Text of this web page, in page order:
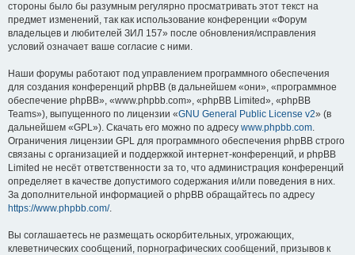
стороны было бы разумным регулярно просматривать этот текст на
предмет изменений, так как использование конференции «Форум
владельцев и любителей ЗИЛ 157» после обновления/исправления
условий означает ваше согласие с ними.
Наши форумы работают под управлением программного обеспечения
для создания конференций phpBB (в дальнейшем «они», «программное
обеспечение phpBB», «www.phpbb.com», «phpBB Limited», «phpBB
Teams»), выпущенного по лицензии «GNU General Public License v2» (в
дальнейшем «GPL»). Скачать его можно по адресу www.phpbb.com.
Ограничения лицензии GPL для программного обеспечения phpBB строго
связаны с организацией и поддержкой интернет-конференций, и phpBB
Limited не несёт ответственности за то, что администрация конференций
определяет в качестве допустимого содержания и/или поведения в них.
За дополнительной информацией о phpBB обращайтесь по адресу
https://www.phpbb.com/.
Вы соглашаетесь не размещать оскорбительных, угрожающих,
клеветнических сообщений, порнографических сообщений, призывов к